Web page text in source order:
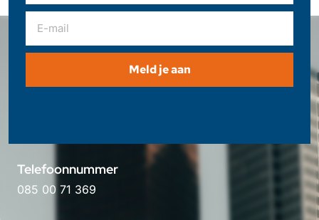
Meld je aan
Telefoonnummer
085 00 71 369